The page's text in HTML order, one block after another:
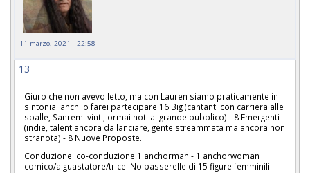
11 marzo, 2021 - 22:58
13
Giuro che non avevo letto, ma con Lauren siamo praticamente in
sintonia: anch'io farei partecipare 16 Big (cantanti con carriera alle
spalle, SanremI vinti, ormai noti al grande pubblico) - 8 Emergenti
(indie, talent ancora da lanciare, gente streammata ma ancora non
stranota) - 8 Nuove Proposte.
Conduzione: co-conduzione 1 anchorman - 1 anchorwoman +
comico/a guastatore/trice. No passerelle di 15 figure femminili.